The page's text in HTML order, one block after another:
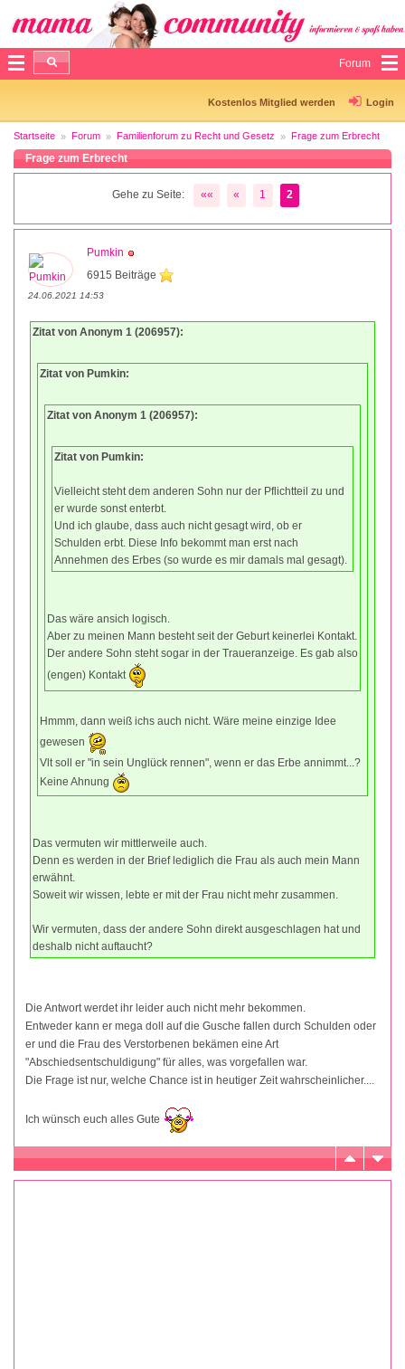
Forum
Kostenlos Mitglied werden Login
Startseite Forum Familienforum zu Recht und Gesetz Frage zum Erbrecht
Frage zum Erbrecht
Gehe zu Seite: «« « 1 2
Pumkin
6915 Beiträge
24.06.2021 14:53
Zitat von Anonym 1 (206957):
Zitat von Pumkin:
Zitat von Anonym 1 (206957):
Zitat von Pumkin:
Vielleicht steht dem anderen Sohn nur der Pflichtteil zu und
er wurde sonst enterbt.
Und ich glaube, dass auch nicht gesagt wird, ob er
Schulden erbt. Diese Info bekommt man erst nach
Annehmen des Erbes (so wurde es mir damals mal gesagt).
Das wäre ansich logisch.
Aber zu meinen Mann besteht seit der Geburt keinerlei Kontakt.
Der andere Sohn steht sogar in der Traueranzeige. Es gab also
(engen) Kontakt
Hmmm, dann weiß ichs auch nicht. Wäre meine einzige Idee
gewesen
Vlt soll er "in sein Unglück rennen", wenn er das Erbe annimmt...?
Keine Ahnung
Das vermuten wir mittlerweile auch.
Denn es werden in der Brief lediglich die Frau als auch mein Mann
erwähnt.
Soweit wir wissen, lebte er mit der Frau nicht mehr zusammen.
Wir vermuten, dass der andere Sohn direkt ausgeschlagen hat und
deshalb nicht auftaucht?
Die Antwort werdet ihr leider auch nicht mehr bekommen.
Entweder kann er mega doll auf die Gusche fallen durch Schulden oder
er und die Frau des Verstorbenen bekämen eine Art
"Abschiedsentschuldigung" für alles, was vorgefallen war.
Die Frage ist nur, welche Chance ist in heutiger Zeit wahrscheinlicher....
Ich wünsch euch alles Gute